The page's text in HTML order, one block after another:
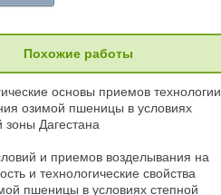
Похожие работы
основы приемов технологии
озимой пшеницы в условиях
зоны Дагестана
и приемов возделывания на
и технологические свойства
пшеницы в условиях степной